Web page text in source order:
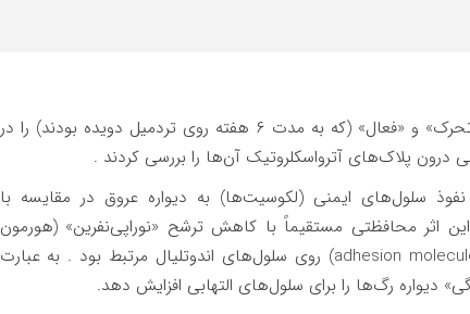
در بخش اول مطالعه، پژوهشگران موش‌های «کم‌تحرک» و «فعال» (که به مدت ۶ هفته روی تردمیل دویده بودند) را در
درون پلاک‌های آترواسکلروتیک آن‌ها را بررسی کردند .
سلول‌های ایمنی (لکوسیت‌ها) به دیواره عروق در مقایسه با
محافظتی مستقیماً با کاهش ترشح «نوراپی‌نفرین» (هورمون
استرس) و کاهش بیان مولکول‌های چسبنده (adhesion molecules) روی سلول‌های اندوتلیال مرتبط بود . به عبارت
دیواره رگ‌ها را برای سلول‌های التهابی افزایش دهد.